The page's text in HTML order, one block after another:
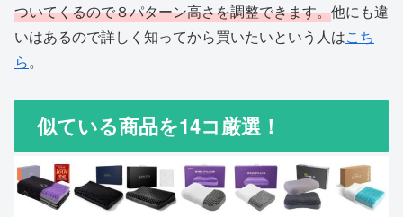
ついてくるので８パターン高さを調整できます。他にも違
いはあるので詳しく知ってから買いたいという人はこち
ら。
似ている商品を14コ厳選！